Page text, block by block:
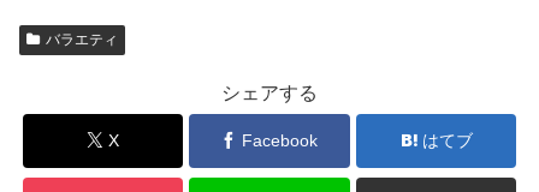
バラエティ
シェアする
X Facebook はてブ